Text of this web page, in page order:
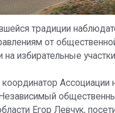
традиции
от
избирательные
координатор Ассоциации
Егор Левчук,